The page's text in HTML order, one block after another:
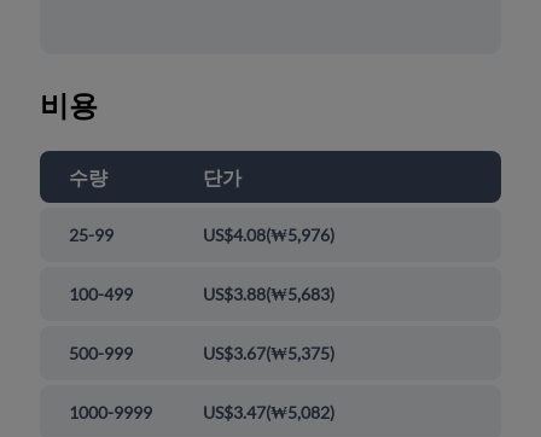
비용
수량 단가
25-99 US$4.08(₩5,976)
100-499 US$3.88(₩5,683)
500-999 US$3.67(₩5,375)
1000-9999 US$3.47(₩5,082)